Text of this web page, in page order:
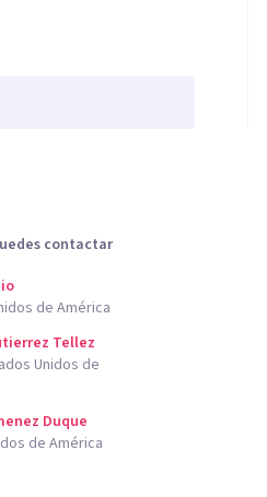
contactar
de América
Tellez
Unidos de
Duque
de América